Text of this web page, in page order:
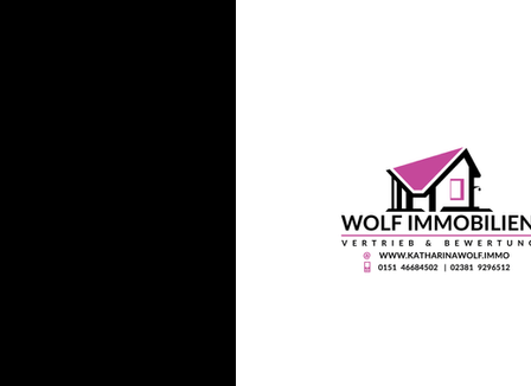
HAUS & HEIM KFW